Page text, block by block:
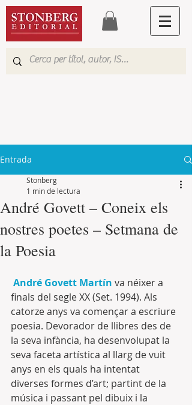
Entrada
André Govett – Coneix els
nostres poetes – Setmana de
la Poesia
Stonberg
1 min de lectura
André Govett Martín va néixer a
finals del segle XX (Set. 1994). Als
catorze anys va començar a escriure
poesia. Devorador de llibres des de
la seva infància, ha desenvolupat la
seva faceta artística al llarg de vuit
anys en els quals ha intentat
diverses formes d’art; partint de la
música i passant pel dibuix i la